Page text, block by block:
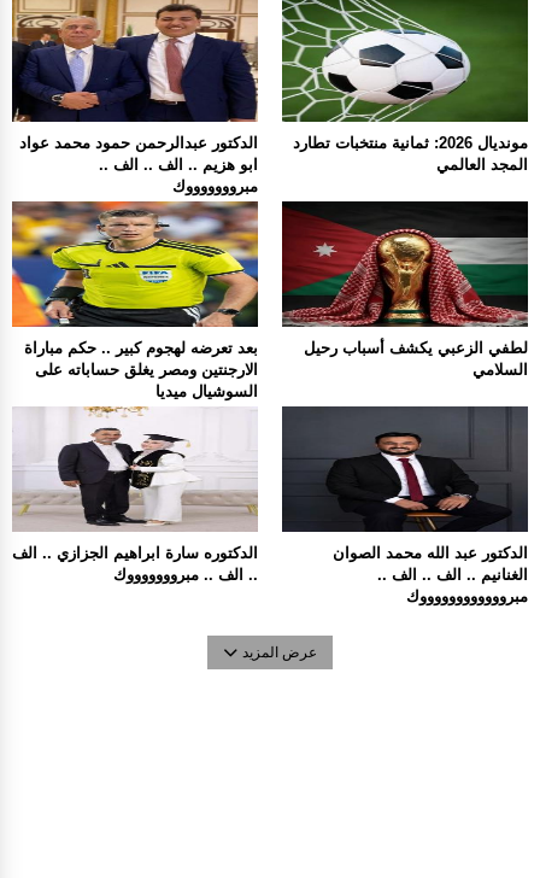
الدكتور عبدالرحمن حمود محمد عواد
ابو هزيم .. الف .. الف ..
مبروووووووك
مونديال 2026: ثمانية منتخبات تطارد
المجد العالمي
بعد تعرضه لهجوم كبير .. حكم مباراة
الارجنتين ومصر يغلق حساباته على
السوشيال ميديا
لطفي الزعبي يكشف أسباب رحيل
السلامي
الدكتوره سارة ابراهيم الجزازي .. الف
.. الف .. مبروووووووك
الدكتور عبد الله محمد الصوان
الغنانيم .. الف .. الف ..
مبرووووووووووووك
عرض المزيد